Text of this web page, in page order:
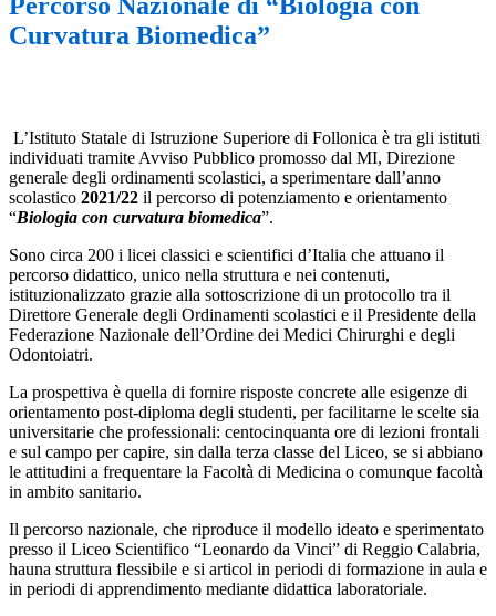
Percorso Nazionale di “Biologia con
Curvatura Biomedica”
L’Istituto Statale di Istruzione Superiore di Follonica è tra gli istituti
individuati tramite Avviso Pubblico promosso dal MI, Direzione
generale degli ordinamenti scolastici, a sperimentare dall’anno
scolastico 2021/22 il percorso di potenziamento e orientamento
“Biologia con curvatura biomedica”.
Sono circa 200 i licei classici e scientifici d’Italia che attuano il
percorso didattico, unico nella struttura e nei contenuti,
istituzionalizzato grazie alla sottoscrizione di un protocollo tra il
Direttore Generale degli Ordinamenti scolastici e il Presidente della
Federazione Nazionale dell’Ordine dei Medici Chirurghi e degli
Odontoiatri.
La prospettiva è quella di fornire risposte concrete alle esigenze di
orientamento post-diploma degli studenti, per facilitarne le scelte sia
universitarie che professionali: centocinquanta ore di lezioni frontali
e sul campo per capire, sin dalla terza classe del Liceo, se si abbiano
le attitudini a frequentare la Facoltà di Medicina o comunque facoltà
in ambito sanitario.
Il percorso nazionale, che riproduce il modello ideato e sperimentato
presso il Liceo Scientifico “Leonardo da Vinci” di Reggio Calabria,
hauna struttura flessibile e si articol in periodi di formazione in aula e
in periodi di apprendimento mediante didattica laboratoriale.